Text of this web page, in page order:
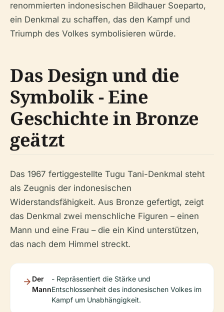
renommierten indonesischen Bildhauer Soeparto,
ein Denkmal zu schaffen, das den Kampf und
Triumph des Volkes symbolisieren würde.
Das Design und die
Symbolik - Eine
Geschichte in Bronze
geätzt
Das 1967 fertiggestellte Tugu Tani-Denkmal steht
als Zeugnis der indonesischen
Widerstandsfähigkeit. Aus Bronze gefertigt, zeigt
das Denkmal zwei menschliche Figuren – einen
Mann und eine Frau – die ein Kind unterstützen,
das nach dem Himmel streckt.
Der
Mann
- Repräsentiert die Stärke und
Entschlossenheit des indonesischen Volkes im
Kampf um Unabhängigkeit.